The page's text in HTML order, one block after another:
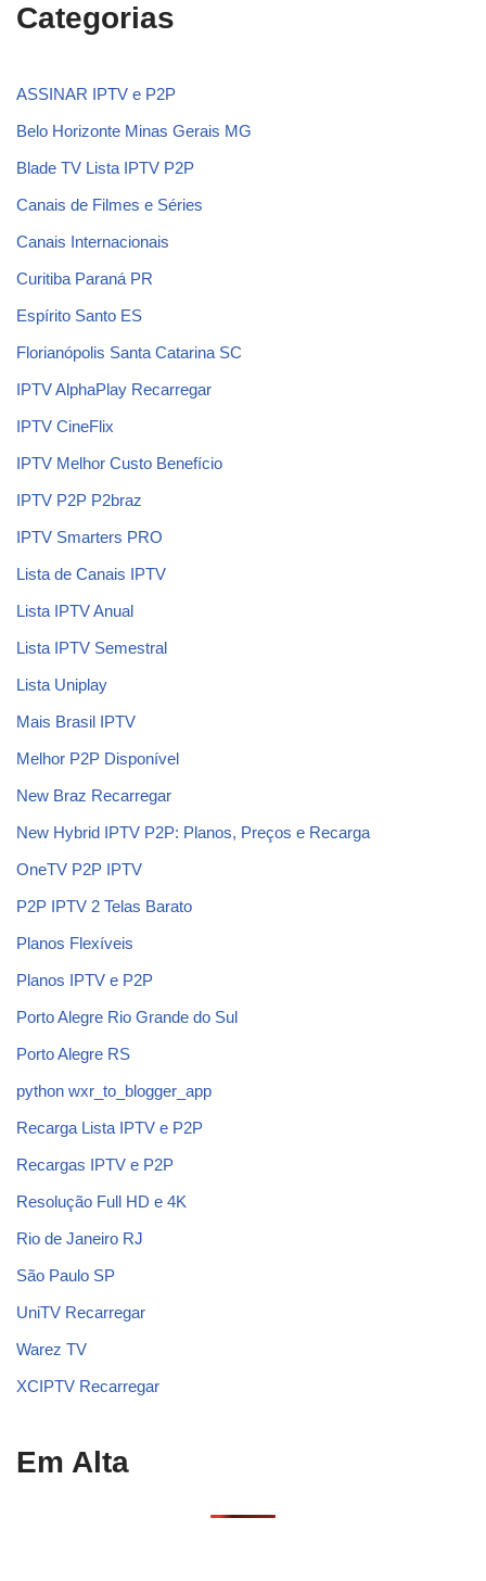
Categorias
ASSINAR IPTV e P2P
Belo Horizonte Minas Gerais MG
Blade TV Lista IPTV P2P
Canais de Filmes e Séries
Canais Internacionais
Curitiba Paraná PR
Espírito Santo ES
Florianópolis Santa Catarina SC
IPTV AlphaPlay Recarregar
IPTV CineFlix
IPTV Melhor Custo Benefício
IPTV P2P P2braz
IPTV Smarters PRO
Lista de Canais IPTV
Lista IPTV Anual
Lista IPTV Semestral
Lista Uniplay
Mais Brasil IPTV
Melhor P2P Disponível
New Braz Recarregar
New Hybrid IPTV P2P: Planos, Preços e Recarga
OneTV P2P IPTV
P2P IPTV 2 Telas Barato
Planos Flexíveis
Planos IPTV e P2P
Porto Alegre Rio Grande do Sul
Porto Alegre RS
python wxr_to_blogger_app
Recarga Lista IPTV e P2P
Recargas IPTV e P2P
Resolução Full HD e 4K
Rio de Janeiro RJ
São Paulo SP
UniTV Recarregar
Warez TV
XCIPTV Recarregar
Em Alta